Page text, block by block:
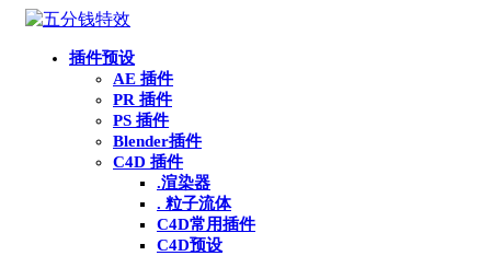
插件预设
AE 插件
PR 插件
PS 插件
Blender插件
C4D 插件
.渲染器
. 粒子流体
C4D常用插件
C4D预设